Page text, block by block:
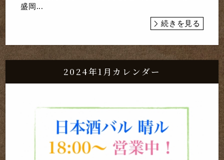
盛岡...
続きを見る
2024年1月カレンダー